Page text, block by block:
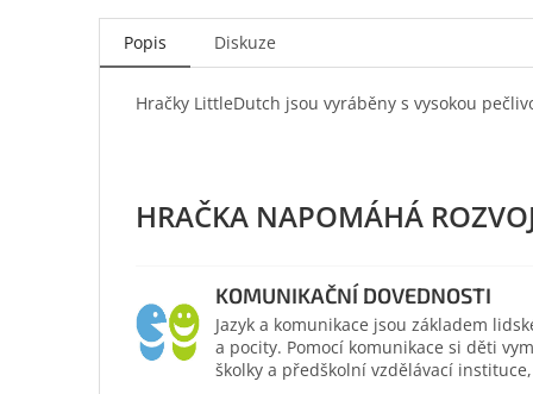
Popis Diskuze
Hračky LittleDutch jsou vyráběny s vysokou
KOMUNIKAČNÍ DOVEDNOSTI
Jazyk a komunikace jsou základem
a pocity. Pomocí komunikace si děti
školky a předškolní vzdělávací